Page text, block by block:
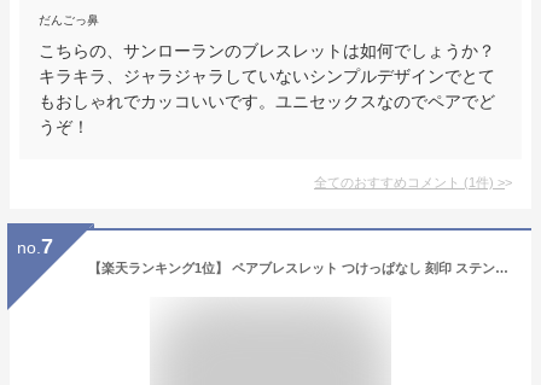
だんごっ鼻
こちらの、サンローランのブレスレットは如何でしょうか？
キラキラ、ジャラジャラしていないシンプルデザインでとて
もおしゃれでカッコいいです。ユニセックスなのでペアでど
うぞ！
全てのおすすめコメント (1件) >
no. 7
【楽天ランキング1位】 ペアブレスレット つけっぱなし 刻印 ステンレス 金属アレルギー対応 ダイヤモンド シルバー チェーン メンズ レディース カップル 可愛い かわいい 大人 人気 ペア お揃い 可愛い 結婚 記念日 プレゼント 名入れ 名前入り イニシャル 高校生 夫婦